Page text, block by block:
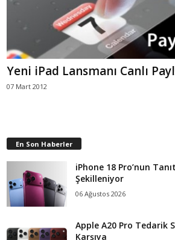
Yeni iPad Lansmanı Canlı
07 Mart 2012
En Son Haberler
iPhone 18 Pro’nun
Şekilleniyor
06 Ağustos 2026
Apple A20 Pro Tedarik
Karşıya